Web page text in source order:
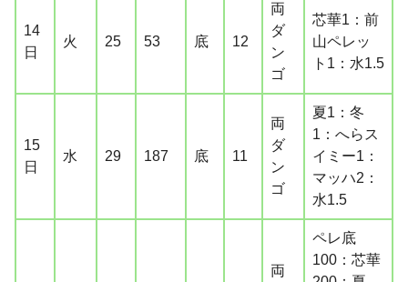
14
日
火 25 53 底 12
両
ダ
ン
ゴ
芯華1：前
山ペレッ
ト1：水1.5
15
日
水 29 187 底 11
両
ダ
ン
ゴ
夏1：冬
1：へらス
イミー1：
マッハ2：
水1.5
両
ペレ底
100：芯華